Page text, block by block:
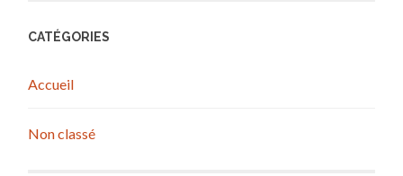
CATÉGORIES
Accueil
Non classé